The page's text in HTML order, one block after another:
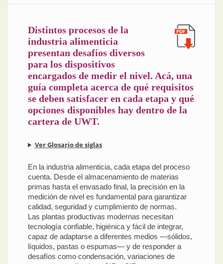
Distintos procesos de la
industria alimenticia
presentan desafíos diversos
para los dispositivos
encargados de medir el nivel. Acá, una
guía completa acerca de qué requisitos
se deben satisfacer en cada etapa y qué
opciones disponibles hay dentro de la
cartera de UWT.
Ver Glosario de siglas
En la industria alimenticia, cada etapa del proceso
cuenta. Desde el almacenamiento de materias
primas hasta el envasado final, la precisión en la
medición de nivel es fundamental para garantizar
calidad, seguridad y cumplimiento de normas.
Las plantas productivas modernas necesitan
tecnología confiable, higiénica y fácil de integrar,
capaz de adaptarse a diferentes medios —sólidos,
líquidos, pastas o espumas— y de responder a
desafíos como condensación, variaciones de